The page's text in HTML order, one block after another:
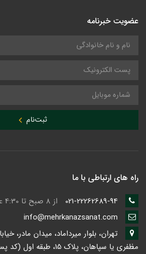
عضویت خبرنامه
ثبت‌نام
راه های ارتباطی با ما
از 8 صبح تا 4:30 عصر
تهران، بلوار میرداماد، میدان مادر،
مظفری یا سپاهان، پلاک 15، طبقه اول (کد پستی: 1545634813)